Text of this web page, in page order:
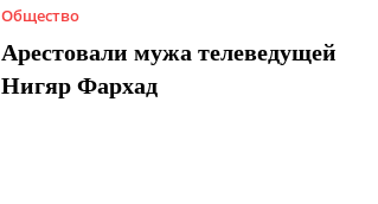
Общество
Арестовали мужа телеведущей
Нигяр Фархад